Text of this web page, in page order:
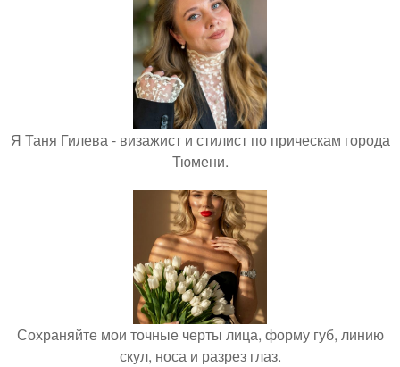
Я Таня Гилева - визажист и стилист по прическам города
Тюмени.
Сохраняйте мои точные черты лица, форму губ, линию
скул, носа и разрез глаз.